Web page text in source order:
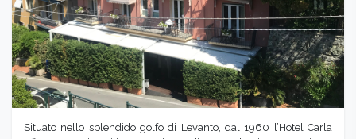
Situato nello splendido golfo di Levanto, dal 1960 l’Hotel Carla